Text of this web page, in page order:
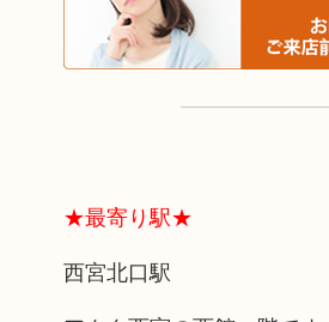
★最寄り駅★
西宮北口駅